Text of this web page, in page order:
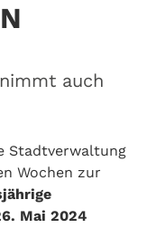
auch
Stadtverwaltung
Wochen zur
Mai 2024